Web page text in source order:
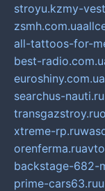
stroyu.kzmy-
zsmh.com.ua
all-tattoos-for-
best-
euroshiny.com.ua
searchus-nauti.ru
transgazstroy.ru
xtreme-rp.ru
orenferma.ru
backstage-682-
prime-cars63.ru